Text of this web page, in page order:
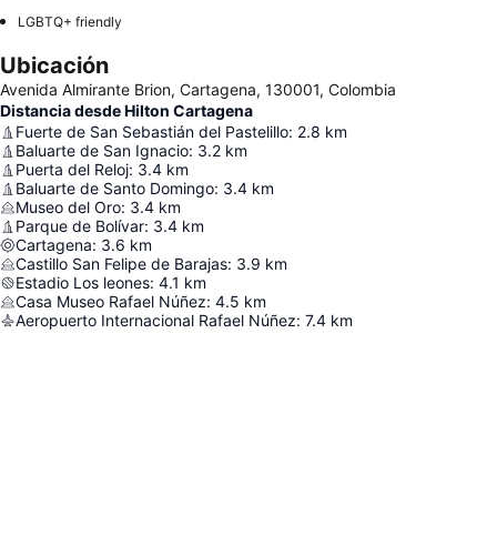
LGBTQ+ friendly
Ubicación
Avenida Almirante Brion, Cartagena, 130001, Colombia
Distancia desde Hilton Cartagena
Fuerte de San Sebastián del Pastelillo: 2.8 km
Baluarte de San Ignacio: 3.2 km
Puerta del Reloj: 3.4 km
Baluarte de Santo Domingo: 3.4 km
Museo del Oro: 3.4 km
Parque de Bolívar: 3.4 km
Cartagena: 3.6 km
Castillo San Felipe de Barajas: 3.9 km
Estadio Los leones: 4.1 km
Casa Museo Rafael Núñez: 4.5 km
Aeropuerto Internacional Rafael Núñez: 7.4 km